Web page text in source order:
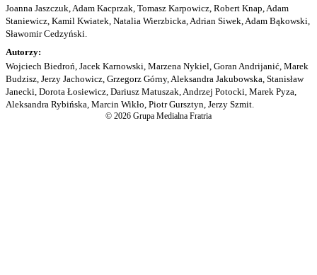
Joanna Jaszczuk, Adam Kacprzak, Tomasz Karpowicz, Robert Knap, Adam
Staniewicz, Kamil Kwiatek, Natalia Wierzbicka, Adrian Siwek, Adam Bąkowski,
Sławomir Cedzyński.
Autorzy:
Wojciech Biedroń, Jacek Karnowski, Marzena Nykiel, Goran Andrijanić, Marek
Budzisz, Jerzy Jachowicz, Grzegorz Górny, Aleksandra Jakubowska, Stanisław
Janecki, Dorota Łosiewicz, Dariusz Matuszak, Andrzej Potocki, Marek Pyza,
Aleksandra Rybińska, Marcin Wikło, Piotr Gursztyn, Jerzy Szmit.
© 2026 Grupa Medialna Fratria